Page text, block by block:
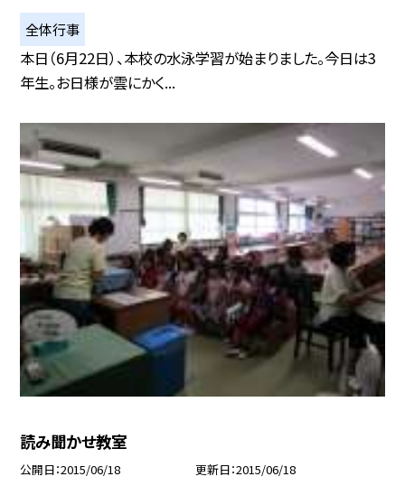
全体行事
本日（6月22日）、本校の水泳学習が始まりました。今日は3
年生。お日様が雲にかく...
読み聞かせ教室
公開日 2015/06/18 更新日 2015/06/18